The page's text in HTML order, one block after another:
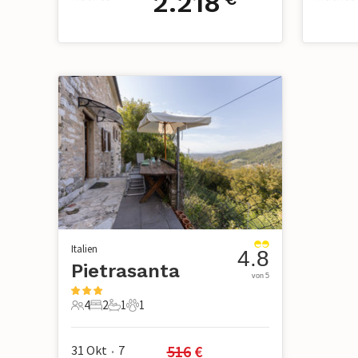
Italien
Pietrasanta
4 Gäste
4
2 Schlafzimmer
2
1 Badezimmer
1
1 Haustier
1
4.8
von 5
31 Okt • 7
516 €